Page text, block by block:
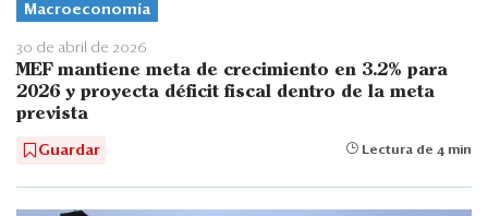
Macroeconomía
30 de abril de 2026
MEF mantiene meta de crecimiento en 3.2% para
2026 y proyecta déficit fiscal dentro de la meta
prevista
Guardar Lectura de 4 min